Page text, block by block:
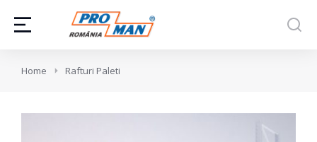
You are here:
Home Rafturi Paleti